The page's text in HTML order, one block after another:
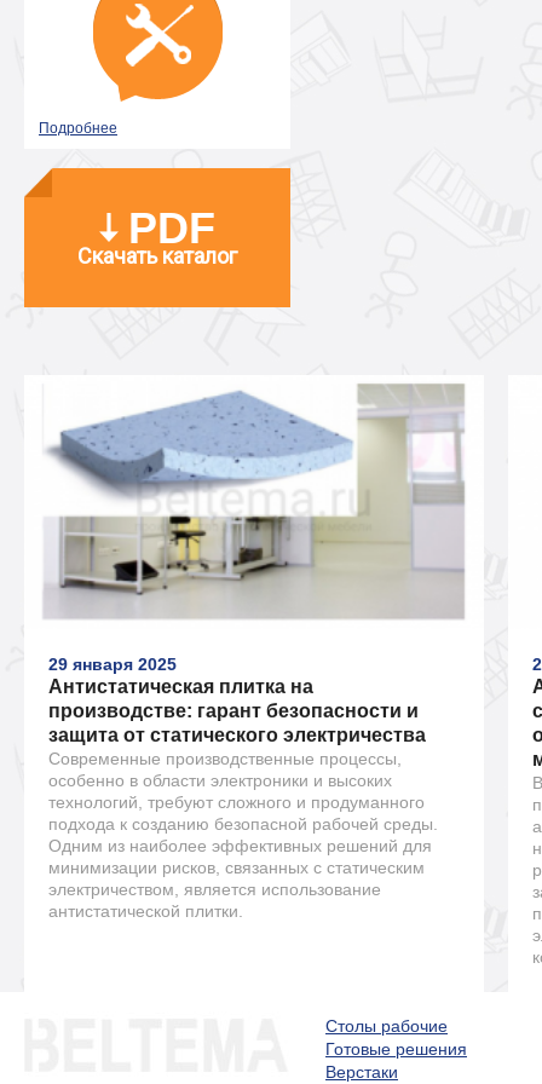
Подробнее
PDF
Скачать каталог
29 января 2025
Антистатическая плитка на
производстве: гарант безопасности и
защита от статического электричества
Современные производственные процессы,
особенно в области электроники и высоких
технологий, требуют сложного и продуманного
подхода к созданию безопасной рабочей среды.
Одним из наиболее эффективных решений для
минимизации рисков, связанных с статическим
электричеством, является использование
антистатической плитки.
Столы рабочие
Готовые решения
Верстаки